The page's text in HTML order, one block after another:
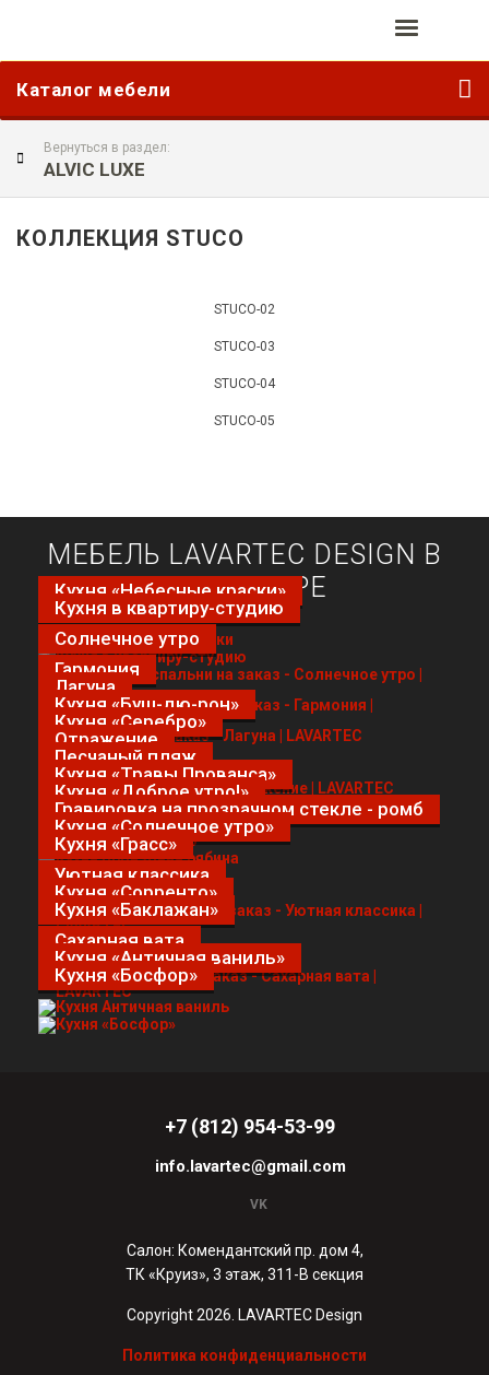
Каталог мебели
Вернуться в раздел:
ALVIC LUXE
КОЛЛЕКЦИЯ STUCO
STUCO-02
STUCO-03
STUCO-04
STUCO-05
МЕБЕЛЬ LAVARTEC DESIGN В
ИНТЕРЬЕРЕ
Кухня «Небесные краски»
Кухня в квартиру-студию
Солнечное утро
Гармония
Лагуна
Кухня «Буш-дю-рон»
Кухня «Серебро»
Отражение
Песчаный пляж
Кухня «Травы Прованса»
Кухня «Доброе утро!»
Гравировка на прозрачном стекле - ромб
Кухня «Солнечное утро»
Кухня «Грасс»
Уютная классика
Кухня «Сорренто»
Кухня «Баклажан»
Сахарная вата
Кухня «Античная ваниль»
Кухня «Босфор»
+7 (812) 954-53-99
info.lavartec@gmail.com
VK
Салон: Комендантский пр. дом 4,
ТК «Круиз», 3 этаж, 311-В секция
Copyright 2026. LAVARTEC Design
Политика конфиденциальности